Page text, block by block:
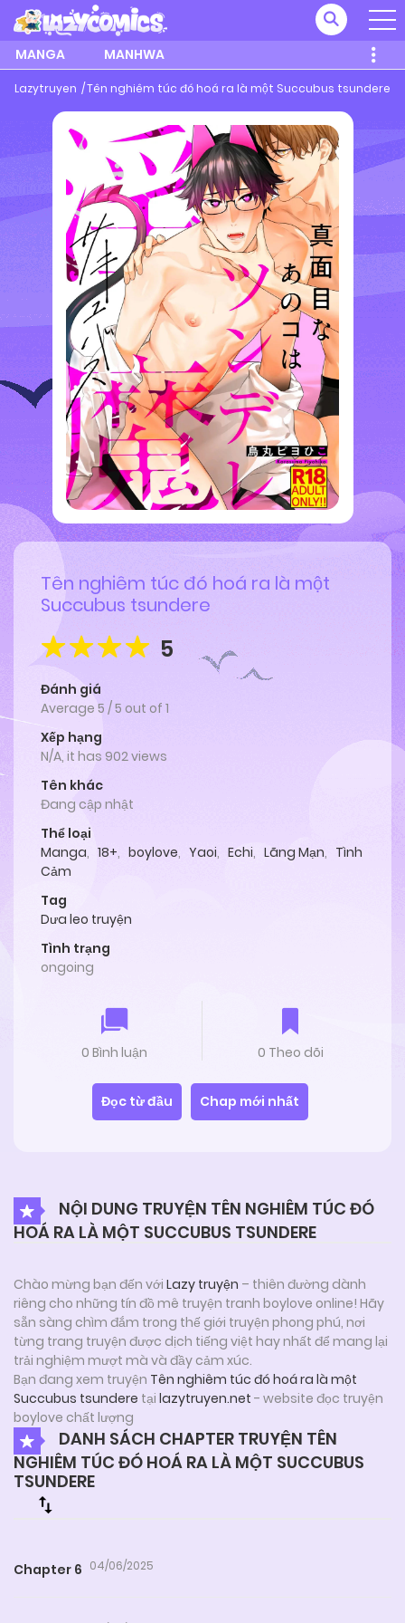
MANGA MANHWA
Lazytruyen Tên nghiêm túc đó hoá ra là một Succubus tsundere
Tên nghiêm túc đó hoá ra là một
Succubus tsundere
5
Đánh giá
Average 5 /5 out of 1
Xếp hạng
N/A, it has 902 views
Tên khác
Đang cập nhật
Thể loại
Manga, 18+, boylove, Yaoi, Echi, Lãng Mạn, Tình
Cảm
Tag
Dưa leo truyện
Tình trạng
ongoing
0 Bình luận 0 Theo dõi
Đọc từ đầu Chap mới nhất
NỘI DUNG TRUYỆN TÊN NGHIÊM TÚC ĐÓ
HOÁ RA LÀ MỘT SUCCUBUS TSUNDERE
Chào mừng bạn đến với Lazy truyện – thiên đường dành
riêng cho những tín đồ mê truyện tranh boylove online! Hãy
sẵn sàng chìm đắm trong thế giới truyện phong phú, nơi
từng trang truyện được dịch tiếng việt hay nhất để mang lại
trải nghiệm mượt mà và đầy cảm xúc.
Bạn đang xem truyện Tên nghiêm túc đó hoá ra là một
Succubus tsundere tại lazytruyen.net - website đọc truyện
boylove chất lượng
DANH SÁCH CHAPTER TRUYỆN TÊN
NGHIÊM TÚC ĐÓ HOÁ RA LÀ MỘT SUCCUBUS
TSUNDERE
Chapter 6 04/06/2025